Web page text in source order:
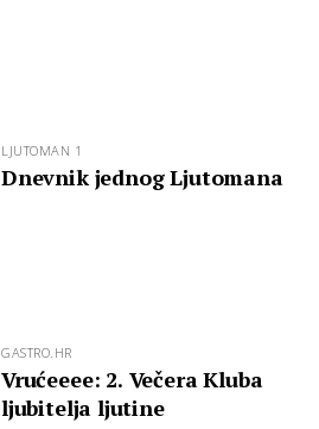
LJUTOMAN 1
Dnevnik jednog Ljutomana
GASTRO.HR
Vrućeeee: 2. Večera Kluba
ljubitelja ljutine